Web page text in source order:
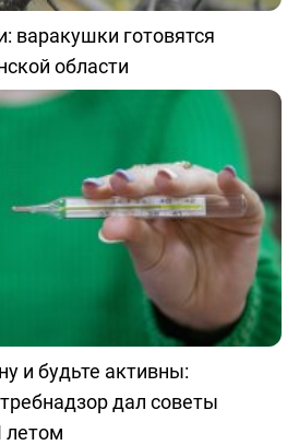
варакушки готовятся
области
и будьте активны:
дал советы
летом